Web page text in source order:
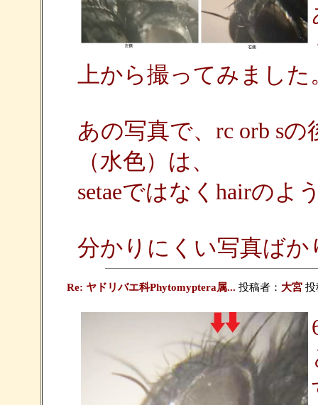
上から撮ってみました
あの写真で、rc orb s
（水色）は、
setaeではなくhairのよ
分かりにくい写真ば
Re: ヤドリバエ科Phytomyptera属... 投稿者： 大宮 投